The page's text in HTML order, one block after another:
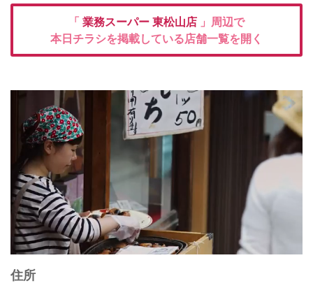
「 業務スーパー 東松山店 」周辺で
本日チラシを掲載している店舗一覧を開く
住所